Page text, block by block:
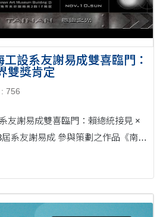
工設系友謝易成雙喜臨門：
雙獎肯定
756
友謝易成雙喜臨門：賴總統接見 ×
系友謝易成 參與策劃之作品《南波
設計展「是台南，當是未來」中正
國內外高度肯定，....